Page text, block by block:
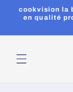
passer
au
cookvision la
en qualité